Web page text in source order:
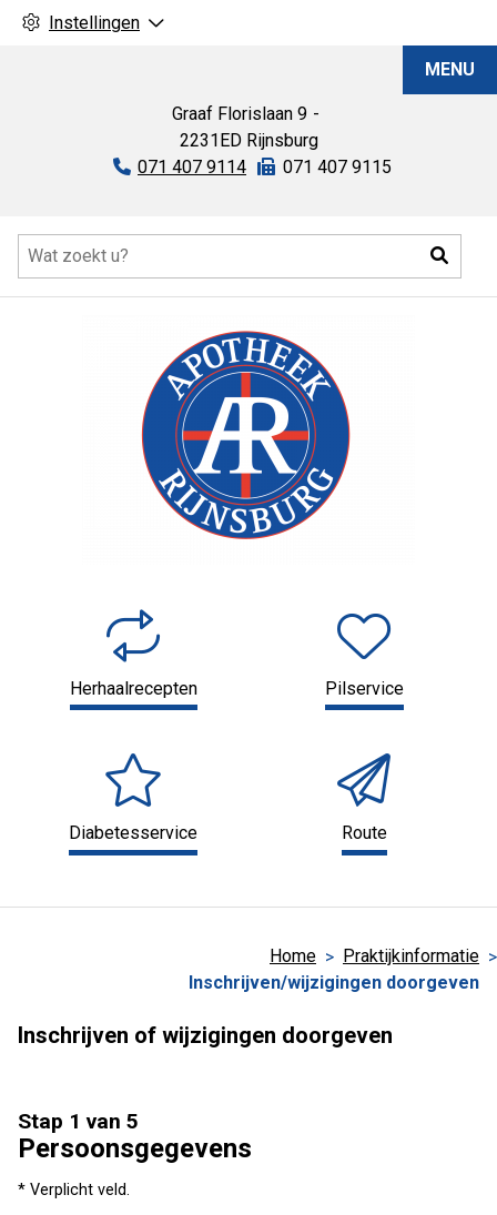
Instellingen
Graaf Florislaan 9
2231ED Rijnsburg
Tel:
071 407 9114 Fax:
071 407 9115
MENU
Herhaalrecepten Pilservice
Diabetesservice Route
Home
Praktijkinformatie
Inschrijven/wijzigingen doorgeven
Inschrijven of wijzigingen doorgeven
Stap 1 van 5
Persoonsgegevens
* Verplicht veld.